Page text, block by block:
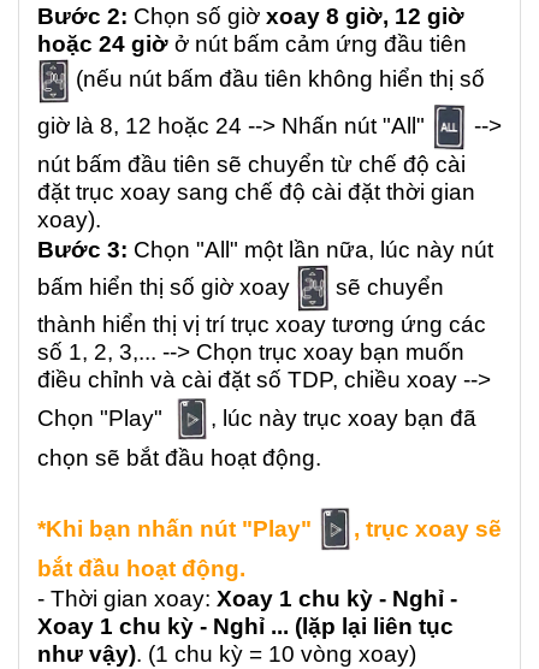
Bước 2: Chọn số giờ xoay 8 giờ, 12 giờ
hoặc 24 giờ ở nút bấm cảm ứng đầu tiên
(nếu nút bấm đầu tiên không hiển thị số
giờ là 8, 12 hoặc 24 --> Nhấn nút "All"
-->
nút bấm đầu tiên sẽ chuyển từ chế độ cài
đặt trục xoay sang chế độ cài đặt thời gian
xoay).
Bước 3: Chọn "All" một lần nữa, lúc này nút
bấm hiển thị số giờ xoay
sẽ chuyển
thành hiển thị vị trí trục xoay tương ứng các
số 1, 2, 3,... --> Chọn trục xoay bạn muốn
điều chỉnh và cài đặt số TDP, chiều xoay -->
Chọn "Play"
, lúc này trục xoay bạn đã
chọn sẽ bắt đầu hoạt động.
*Khi bạn nhấn nút "Play"
, trục xoay sẽ
bắt đầu hoạt động.
- Thời gian xoay: Xoay 1 chu kỳ - Nghỉ -
Xoay 1 chu kỳ - Nghỉ ... (lặp lại liên tục
như vậy). (1 chu kỳ = 10 vòng xoay)